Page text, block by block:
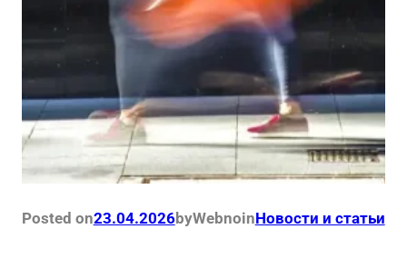
Posted on23.04.2026byWebnoinНовости и статьи